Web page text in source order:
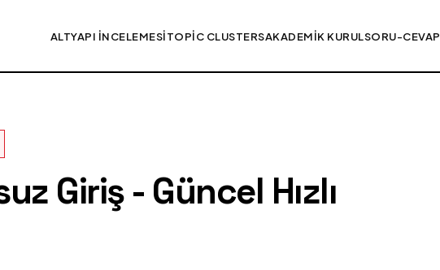
ALTYAPI İNCELEMESITOPIC CLUSTERSAKADEMIK KURULSORU-CEVAP
Giriş - Güncel Hızlı